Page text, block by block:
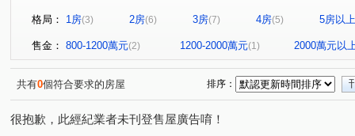
富享榮華
方念拾山 瑪陵坑段 (1) 大安路一段(1)
信義路三段(1) (1) 敦化南路一段 林森北路(1)
信義路四段(1) 杭州南路一段(3) 潮州街(1) 明志路三段
大安路二段(1) 忠孝東路三段(1) 永康街(1) 仁愛路二段
仁愛路四段(1) 吳興街(1) 金華街(1) 新生南路一段(1)
格局： 1房(3) 2房(6) 3房(7) 4房(5) 5房以上
售金： 800-1200萬元(2) 1200-2000萬元(1) 2000萬元以
共有0個符合要求的房屋 排序：
很抱歉，此經紀業者未刊登售屋廣告唷！